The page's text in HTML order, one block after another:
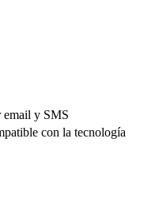
email y SMS
con la tecnología